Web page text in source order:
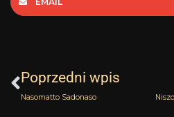
Poprzedni wpis
Nasomatto Sadonaso